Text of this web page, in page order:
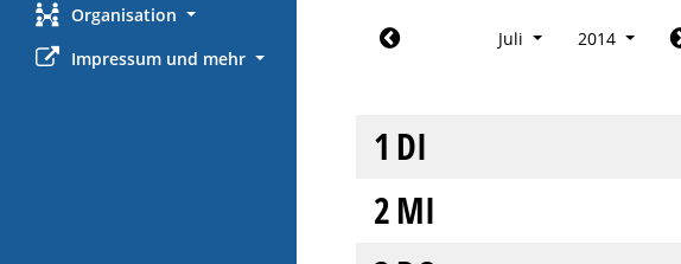
Organisation
Impressum und mehr
Juli 2014
1 DI
2MI